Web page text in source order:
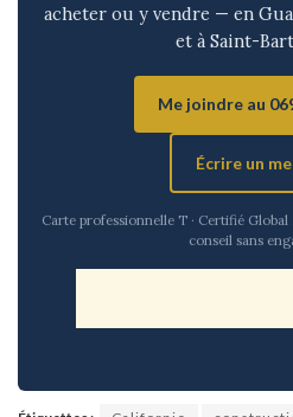
acheter ou y vendre — en
et à Saint-
Me joindre au
Écrire un
Carte professionnelle T · Certifié
conseil sans